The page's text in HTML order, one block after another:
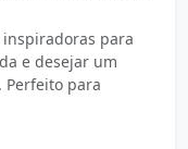
para
e desejar um
Perfeito para